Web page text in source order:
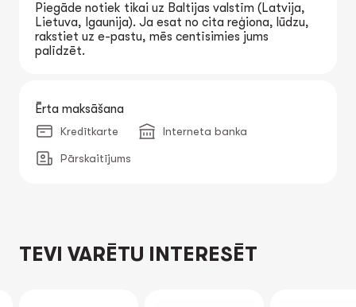
Piegāde notiek tikai uz Baltijas valstīm (Latvija,
Lietuva, Igaunija). Ja esat no cita reģiona, lūdzu,
rakstiet uz e-pastu, mēs centīsimies jums
palīdzēt.
Ērta maksāšana
Kredītkarte Interneta banka
Pārskaitījums
TEVI VARĒTU INTERESĒT